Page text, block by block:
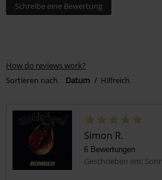
Schreibe eine Bewertung
How do reviews work?
Sortieren nach
Datum Hilfreich
Simon R.
6 Bewertungen
Geschrieben am: